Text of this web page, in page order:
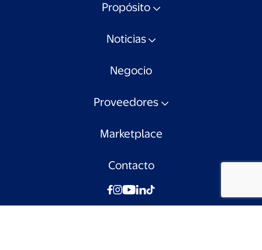
Propósito
Noticias
Negocio
Proveedores
Marketplace
Contacto